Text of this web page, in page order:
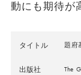
動にも期待が
タイトル 題府
出版社 The